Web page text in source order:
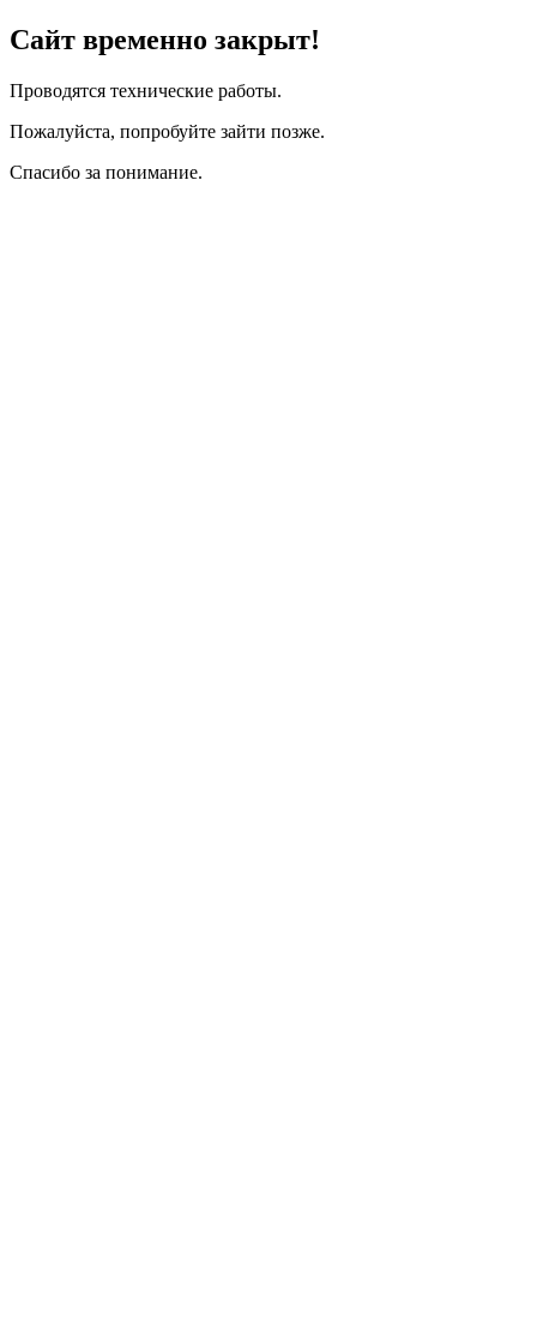
Сайт временно закрыт!
Проводятся технические работы.
Пожалуйста, попробуйте зайти позже.
Спасибо за понимание.